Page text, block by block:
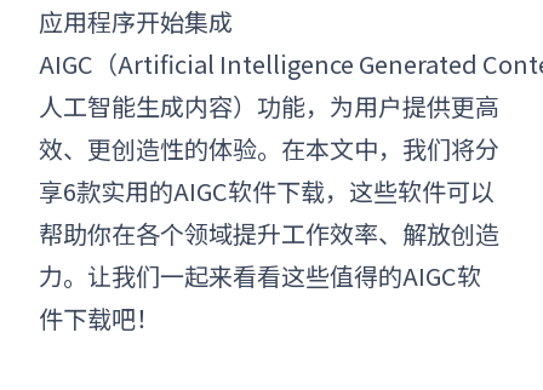
应用程序开始集成
AIGC（Artificial Intelligence Generated
人工智能生成内容）功能，为用户提供更高
效、更创造性的体验。在本文中，我们将分
享6款实用的AIGC软件下载，这些软件可以
帮助你在各个领域提升工作效率、解放创造
力。让我们一起来看看这些值得的AIGC软
件下载吧！